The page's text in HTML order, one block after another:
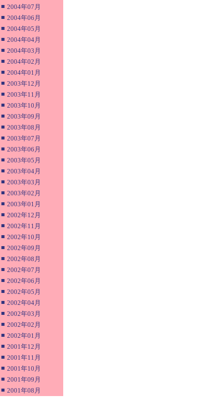
■ 2004年07月
■ 2004年06月
■ 2004年05月
■ 2004年04月
■ 2004年03月
■ 2004年02月
■ 2004年01月
■ 2003年12月
■ 2003年11月
■ 2003年10月
■ 2003年09月
■ 2003年08月
■ 2003年07月
■ 2003年06月
■ 2003年05月
■ 2003年04月
■ 2003年03月
■ 2003年02月
■ 2003年01月
■ 2002年12月
■ 2002年11月
■ 2002年10月
■ 2002年09月
■ 2002年08月
■ 2002年07月
■ 2002年06月
■ 2002年05月
■ 2002年04月
■ 2002年03月
■ 2002年02月
■ 2002年01月
■ 2001年12月
■ 2001年11月
■ 2001年10月
■ 2001年09月
■ 2001年08月